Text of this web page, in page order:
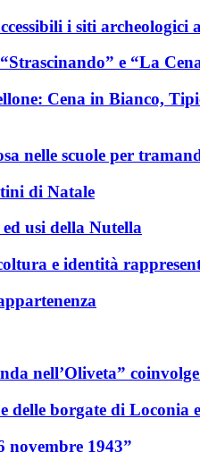
i siti archeologici
e “La
Cena in Bianco,
nelle scuole per
di Natale
usi della Nutella
e identità
nell’Oliveta”
delle borgate di Loconia
novembre 1943”